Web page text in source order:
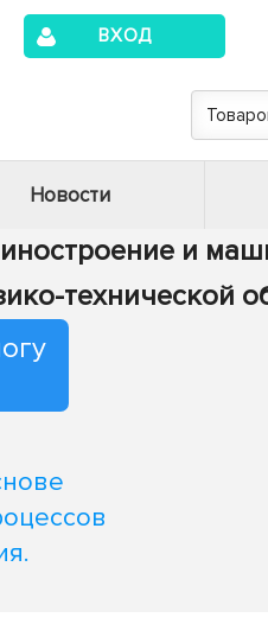
ВХОД
Новости
и
технической